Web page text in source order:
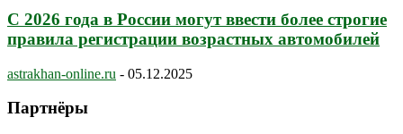
С 2026 года в России могут ввести более строгие
правила регистрации возрастных автомобилей
astrakhan-online.ru - 05.12.2025
Партнёры